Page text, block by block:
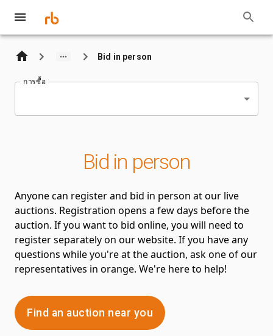
Bid in person
การซื้อ
Bid in person
Anyone can register and bid in person at our live
auctions. Registration opens a few days before the
auction. If you want to bid online, you will need to
register separately on our website. If you have any
questions while you're at the auction, ask one of our
representatives in orange. We're here to help!
Find an auction near you